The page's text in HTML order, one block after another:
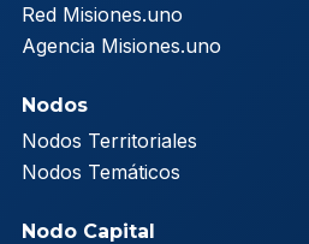
Red Misiones.uno
Agencia Misiones.uno
Nodos
Nodos Territoriales
Nodos Temáticos
Nodo Capital